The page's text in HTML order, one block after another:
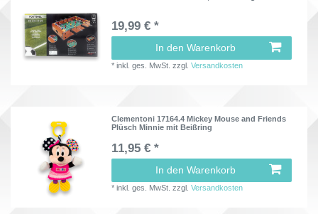
19,99 € *
In den Warenkorb
*inkl. ges. MwSt. zzgl.Versandkosten
Clementoni 17164.4 Mickey Mouse and Friends
Plüsch Minnie mit Beißring
11,95 € *
In den Warenkorb
*inkl. ges. MwSt. zzgl.Versandkosten